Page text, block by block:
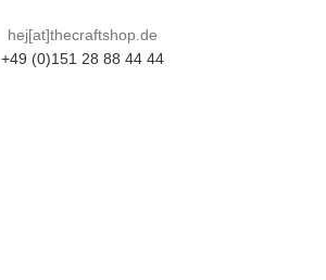
hej[at]thecraftshop.de
+49 (0)151 28 88 44 44